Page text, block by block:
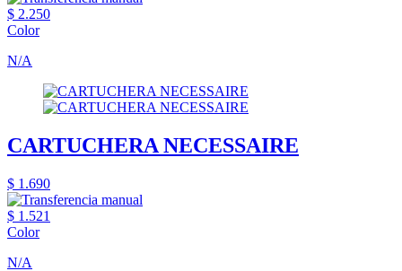
$ 2.250
Color
N/A
CARTUCHERA NECESSAIRE
$ 1.690
$ 1.521
Color
N/A